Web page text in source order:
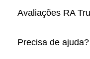
Avaliações RA
Precisa de ajuda?